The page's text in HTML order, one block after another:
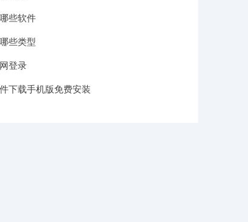
些软件
些类型
登录
下载手机版免费安装